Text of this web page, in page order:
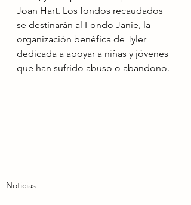
Joan Hart. Los fondos recaudados
se destinarán al Fondo Janie, la
organización benéfica de Tyler
dedicada a apoyar a niñas y jóvenes
que han sufrido abuso o abandono.
Noticias